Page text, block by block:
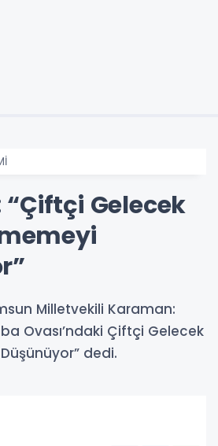
Gelecek
Milletvekili Karaman:
Ovası’ndaki Çiftçi Gelecek
dedi.